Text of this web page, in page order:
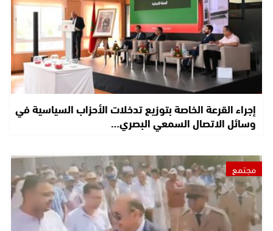
إجراء القرعة الخاصة بتوزيع تدخلات الأحزاب السياسية في
وسائل الاتصال السمعي البصري…
مجتمع